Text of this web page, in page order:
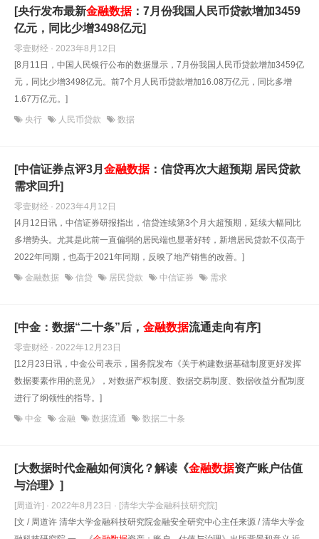
[央行发布最新金融数据：7月份我国人民币贷款增加3459
亿元，同比少增3498亿元]
零壹财经 · 2023年8月12日
[8月11日，中国人民银行公布的数据显示，7月份我国人民币贷款增加3459亿
元，同比少增3498亿元。前7个月人民币贷款增加16.08万亿元，同比多增
1.67万亿元。]
央行 人民币贷款 数据
[中信证券点评3月 金融数据：信贷再次大超预期 居民贷款
需求回升]
零壹财经 · 2023年4月12日
[4月12日讯，中信证券研报指出，信贷连续第3个月大超预期，延续大幅同比
多增势头。尤其是此前一直偏弱的居民端也显著好转，新增居民贷款不仅高于
2022年同期，也高于2021年同期，反映了地产销售的改善。]
金融数据 信贷 居民贷款 中信证券 需求
[中金：数据“二十条”后， 金融数据流通走向有序]
零壹财经 · 2022年12月23日
[12月23日讯，中金公司表示，国务院发布《关于构建数据基础制度更好发挥
数据要素作用的意见》，对数据产权制度、数据交易制度、数据收益分配制度
进行了纲领性的指导。]
中金 金融 数据流通 数据二十条
[大数据时代金融如何演化？解读《金融数据资产账户估值
与治理》]
[周道许] · 2022年8月23日 · [清华大学金融科技研究院]
[文 / 周道许 清华大学金融科技研究院金融安全研究中心主任来源 / 清华大学金